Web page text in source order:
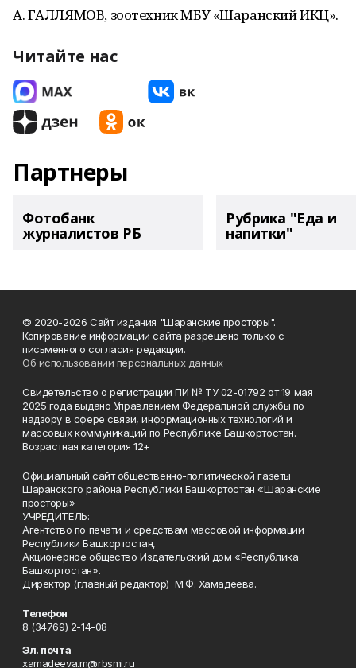
А. ГАЛЛЯМОВ, зоотехник МБУ «Шаранский ИКЦ».
Читайте нас
Партнеры
Фотобанк
журналистов РБ
Рубрика "Еда и
напитки"
© 2020-2026 Сайт издания "Шаранские просторы".
Копирование информации сайта разрешено только с
письменного согласия редакции.
Об использовании персональных данных
Свидетельство о регистрации ПИ № ТУ 02-01792 от 19 мая
2025 года выдано Управлением Федеральной службы по
надзору в сфере связи, информационных технологий и
массовых коммуникаций по Республике Башкортостан.
Возрастная категория 12+
Официальный сайт общественно-политической газеты
Шаранского района Республики Башкортостан «Шаранские
просторы»
УЧРЕДИТЕЛЬ:
Агентство по печати и средствам массовой информации
Республики Башкортостан,
Акционерное общество Издательский дом «Республика
Башкортостан».
Директор (главный редактор) М.Ф. Хамадеева.
Телефон
8 (34769) 2-14-08
Эл. почта
xamadeeva.m@rbsmi.ru